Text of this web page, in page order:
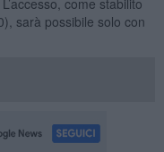
sarà possibile solo con